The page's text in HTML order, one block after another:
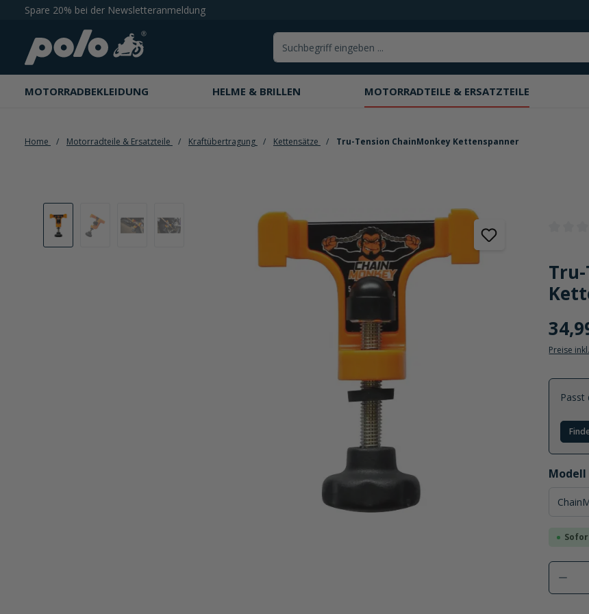
Zur Hauptnavigation springen
Spare 20% bei der Newsletteranmeldung
MOTORRADBEKLEIDUNG HELME & BRILLEN MOTORRADTEILE & ERSATZTEILE
Home Motorradteile & Ersatzteile Kraftübertragung Kettensätze Tru-Tension ChainMonkey Kettenspanner
Preise
Passt
Modell